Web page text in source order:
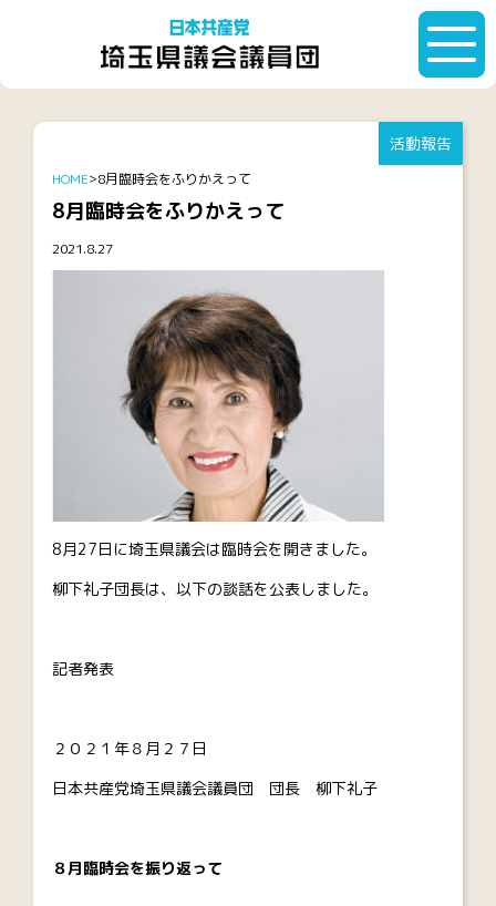
HOME 8月臨時会をふりかえって
8月臨時会をふりかえって
2021.8.27
活動報告
8月27日に埼玉県議会は臨時会を開きました。
柳下礼子団長は、以下の談話を公表しました。
記者発表
２０２１年８月２７日
日本共産党埼玉県議会議員団 団長 柳下礼子
８月臨時会を振り返って